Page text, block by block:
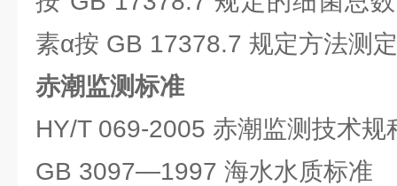
素α按 GB 17378.7 规定方法测
赤潮监测标准
HY/T 069-2005 赤潮监测技术规
GB 3097—1997 海水水质标准